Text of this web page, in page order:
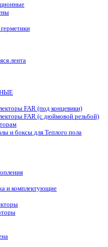
лента
FAR (под концевики)
FAR (с дюймовой резьбой)
и боксы для Теплого пола
и комплектующие